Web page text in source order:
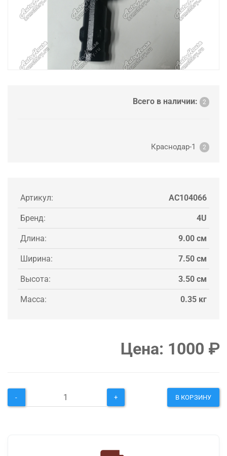
Всего в наличии: 2
Краснодар-1 2
Артикул: AC104066
Бренд: 4U
Длина: 9.00 см
Ширина: 7.50 см
Высота: 3.50 см
Масса: 0.35 кг
Цена: 1000 ₽
- + В КОРЗИНУ